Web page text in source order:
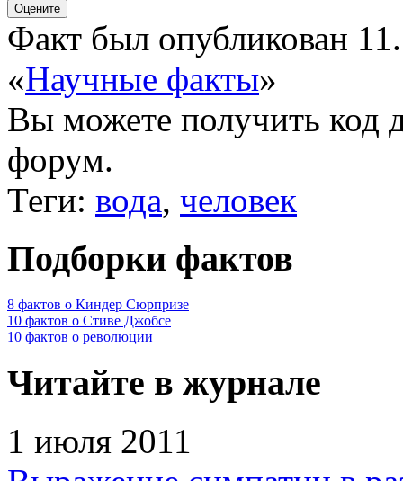
Факт был опубликован
«Научные факты»
Вы можете получить код
форум.
Теги: вода, человек
Подборки фактов
8 фактов о Киндер Сюрпризе
10 фактов о Стиве Джобсе
10 фактов о революции
Читайте в журнале
1 июля 2011